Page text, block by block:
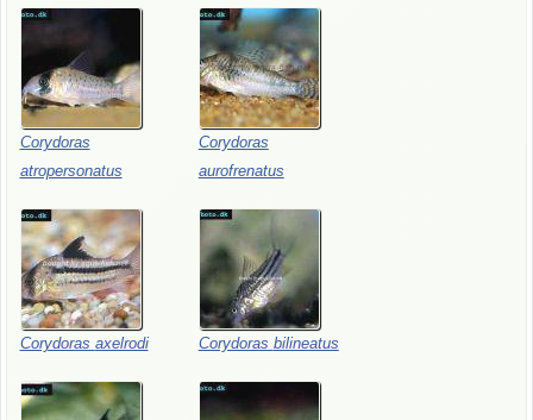
Corydoras
atropersonatus
Corydoras
aurofrenatus
Corydoras axelrodi Corydoras bilineatus